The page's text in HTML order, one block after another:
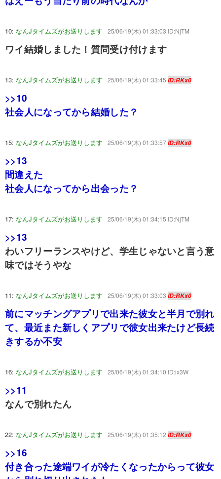
10: なんJタイムズがお送りします 25/06/19(木) 01:33:03 ID:NjTM
ワイ結婚しました！質問受け付けます
13: なんJタイムズがお送りします 25/06/19(木) 01:33:45 ID:RKx0
>>10
社会人になってから結婚した？
15: なんJタイムズがお送りします 25/06/19(木) 01:33:57ID:RKx0
>>13
間違えた
社会人になってから出会った？
17: なんJタイムズがお送りします 25/06/19(木) 01:34:15 ID:NjTM
>>13
わいフリーランスやけど、学生じゃないと言う意
味ではそうやな
11: なんJタイムズがお送りします 25/06/19(木) 01:33:03 ID:RKx0
前にマッチングアプリで出来た彼女と半月で別れ
て、最近また新しくアプリで彼女出来たけど長続
きするか不安
16: なんJタイムズがお送りします 25/06/19(木) 01:34:10 ID:ix3W
>>11
なんで別れたん
22: なんJタイムズがお送りします 25/06/19(木) 01:35:12 ID:RKx0
>>16
付き合った途端ワイが冷たくなったからって彼女